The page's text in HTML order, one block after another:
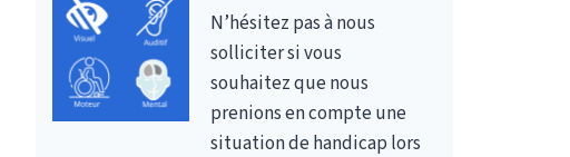
N’hésitez pas à nous
solliciter si vous
souhaitez que nous
prenions en compte une
situation de handicap lors